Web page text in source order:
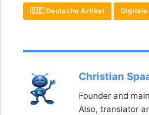
🇩🇪 Deutsche Artikel
Christian
Founder and
Also, translator